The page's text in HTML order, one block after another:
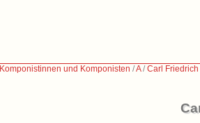
Komponistinnen und Komponisten /A/Carl